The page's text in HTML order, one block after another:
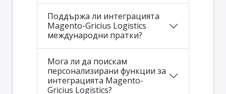
Поддържа ли интеграцията
Magento-Gricius Logistics
международни пратки?
Мога ли да поискам
персонализирани функции за
интеграцията Magento-
Gricius Logistics?